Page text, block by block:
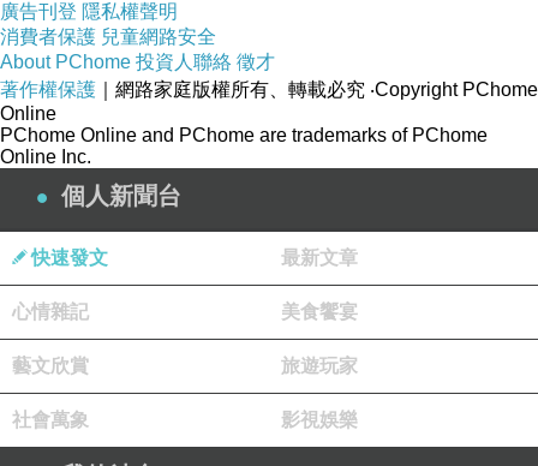
廣告刊登 隱私權聲明
消費者保護 兒童網路安全
About PChome 投資人聯絡 徵才
著作權保護 ｜網路家庭版權所有、轉載必究 ‧Copyright PChome
Online
PChome Online and PChome are trademarks of PChome
Online Inc.
個人新聞台
快速發文 最新文章
心情雜記 美食饗宴
藝文欣賞 旅遊玩家
社會萬象 影視娛樂